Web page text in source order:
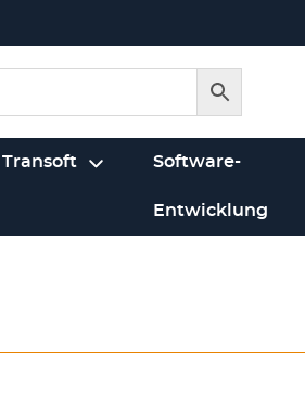
Transoft Software-
Entwicklung